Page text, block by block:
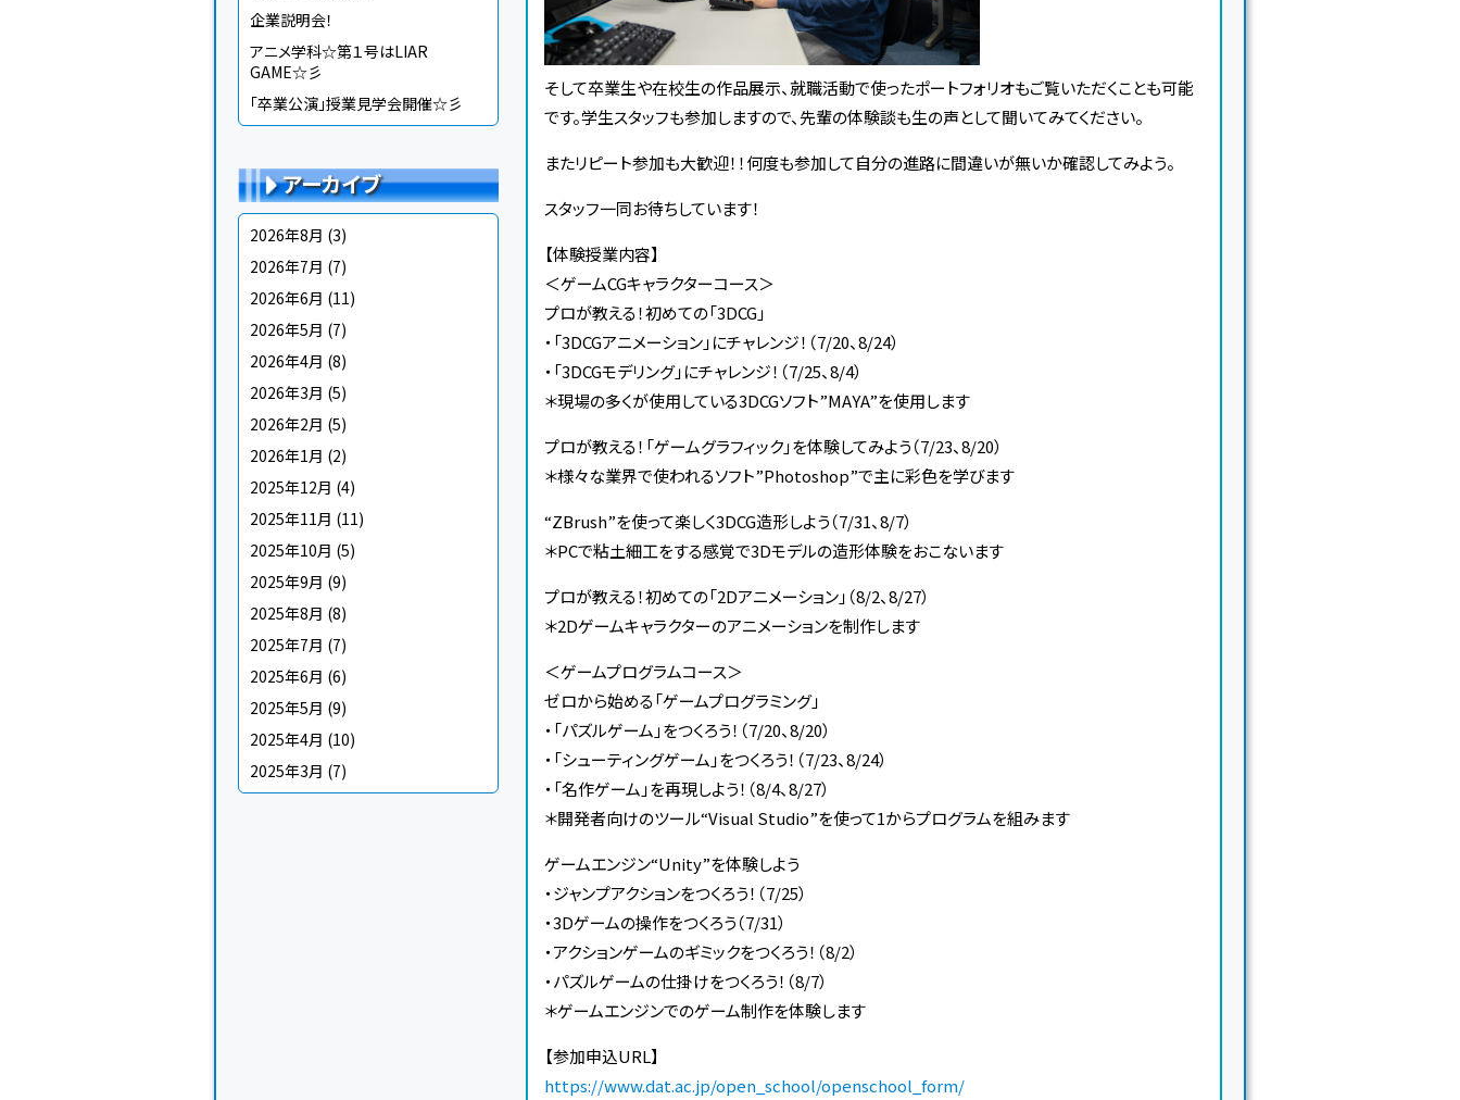
企業説明会！
アニメ学科☆第１号はLIAR
GAME☆彡
「卒業公演」授業見学会開催☆彡
アーカイブ
2026年8月 (3)
2026年7月 (7)
2026年6月 (11)
2026年5月 (7)
2026年4月 (8)
2026年3月 (5)
2026年2月 (5)
2026年1月 (2)
2025年12月 (4)
2025年11月 (11)
2025年10月 (5)
2025年9月 (9)
2025年8月 (8)
2025年7月 (7)
2025年6月 (6)
2025年5月 (9)
2025年4月 (10)
2025年3月 (7)
そして卒業生や在校生の作品展示、就職活動で使ったポートフォリオもご覧いただくことも可能
です。学生スタッフも参加しますので、先輩の体験談も生の声として聞いてみてください。
またリピート参加も大歓迎！！何度も参加して自分の進路に間違いが無いか確認してみよう。
スタッフ一同お待ちしています！
【体験授業内容】
＜ゲームCGキャラクターコース＞
プロが教える！初めての「3DCG」
・「3DCGアニメーション」にチャレンジ！（7/20、8/24）
・「3DCGモデリング」にチャレンジ！（7/25、8/4）
＊現場の多くが使用している3DCGソフト”MAYA”を使用します
プロが教える！「ゲームグラフィック」を体験してみよう（7/23、8/20）
＊様々な業界で使われるソフト”Photoshop”で主に彩色を学びます
“ZBrush”を使って楽しく3DCG造形しよう（7/31、8/7）
＊PCで粘土細工をする感覚で3Dモデルの造形体験をおこないます
プロが教える！初めての「2Dアニメーション」（8/2、8/27）
＊2Dゲームキャラクターのアニメーションを制作します
＜ゲームプログラムコース＞
ゼロから始める「ゲームプログラミング」
・「パズルゲーム」をつくろう！（7/20、8/20）
・「シューティングゲーム」をつくろう！（7/23、8/24）
・「名作ゲーム」を再現しよう！（8/4、8/27）
＊開発者向けのツール“Visual Studio”を使って1からプログラムを組みます
ゲームエンジン“Unity”を体験しよう
・ジャンプアクションをつくろう！（7/25）
・3Dゲームの操作をつくろう（7/31）
・アクションゲームのギミックをつくろう！（8/2）
・パズルゲームの仕掛けをつくろう！（8/7）
＊ゲームエンジンでのゲーム制作を体験します
【参加申込URL】
https://www.dat.ac.jp/open_school/openschool_form/